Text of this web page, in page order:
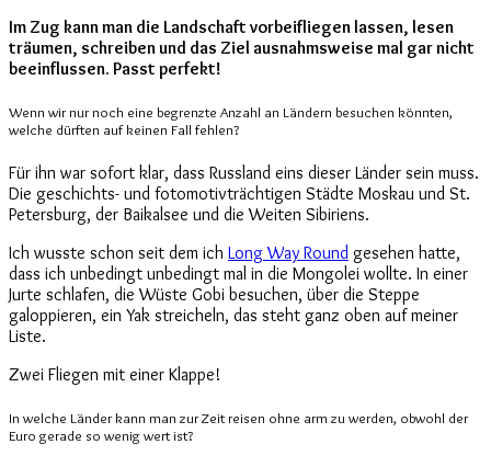
Im Zug kann man die Landschaft vorbeifliegen lassen, lesen
träumen, schreiben und das Ziel ausnahmsweise mal gar nicht
beeinflussen. Passt perfekt!
Wenn wir nur noch eine begrenzte Anzahl an Ländern besuchen könnten,
welche dürften auf keinen Fall fehlen?
Für ihn war sofort klar, dass Russland eins dieser Länder sein muss.
Die geschichts- und fotomotivträchtigen Städte Moskau und St.
Petersburg, der Baikalsee und die Weiten Sibiriens.
Ich wusste schon seit dem ich Long Way Round gesehen hatte,
dass ich unbedingt unbedingt mal in die Mongolei wollte. In einer
Jurte schlafen, die Wüste Gobi besuchen, über die Steppe
galoppieren, ein Yak streicheln, das steht ganz oben auf meiner
Liste.
Zwei Fliegen mit einer Klappe!
In welche Länder kann man zur Zeit reisen ohne arm zu werden, obwohl der
Euro gerade so wenig wert ist?